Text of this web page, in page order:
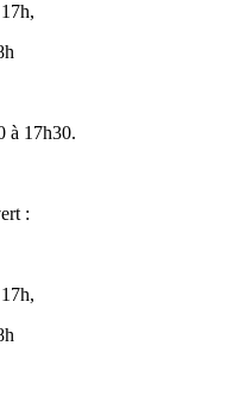
à 17h30.
: